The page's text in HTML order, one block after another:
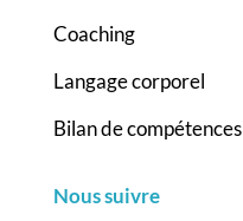
Coaching
Langage corporel
Bilan de compétences
Nous suivre